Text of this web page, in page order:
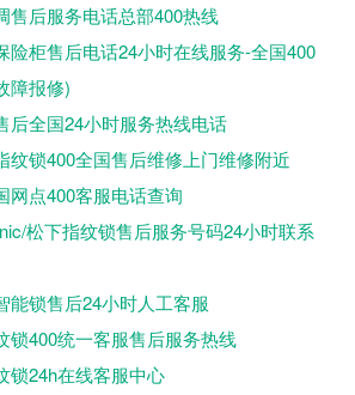
售后服务电话总部400热线
险柜售后电话24小时在线服务-全国400
障报修)
后全国24小时服务热线电话
纹锁400全国售后维修上门维修附近
网点400客服电话查询
松下指纹锁售后服务号码24小时联系
能锁售后24小时人工客服
锁400统一客服售后服务热线
锁24h在线客服中心